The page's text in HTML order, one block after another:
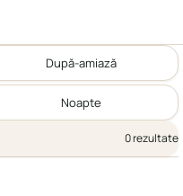
După-amiază
Noapte
0 rezultate